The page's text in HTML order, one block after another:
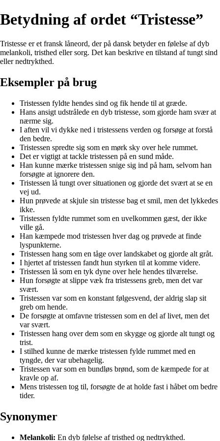
Betydning af ordet “Tristesse”
Tristesse er et fransk låneord, der på dansk betyder en følelse af dyb
melankoli, tristhed eller sorg. Det kan beskrive en tilstand af tungt sind
eller nedtrykthed.
Eksempler på brug
Tristessen fyldte hendes sind og fik hende til at græde.
Hans ansigt udstrålede en dyb tristesse, som gjorde ham svær at
nærme sig.
I aften vil vi dykke ned i tristessens verden og forsøge at forstå
den bedre.
Tristessen spredte sig som en mørk sky over hele rummet.
Det er vigtigt at tackle tristessen på en sund måde.
Han kunne mærke tristessen snige sig ind på ham, selvom han
forsøgte at ignorere den.
Tristessen lå tungt over situationen og gjorde det svært at se en
vej ud.
Hun prøvede at skjule sin tristesse bag et smil, men det lykkedes
ikke.
Tristessen fyldte rummet som en uvelkommen gæst, der ikke
ville gå.
Han kæmpede mod tristessen hver dag og prøvede at finde
lyspunkterne.
Tristessen hang som en tåge over landskabet og gjorde alt gråt.
I hjertet af tristessen fandt hun styrken til at komme videre.
Tristessen lå som en tyk dyne over hele hendes tilværelse.
Hun forsøgte at slippe væk fra tristessens greb, men det var
svært.
Tristessen var som en konstant følgesvend, der aldrig slap sit
greb om hende.
De forsøgte at omfavne tristessen som en del af livet, men det
var svært.
Tristessen hang over dem som en skygge og gjorde alt tungt og
trist.
I stilhed kunne de mærke tristessen fylde rummet med en
tyngde, der var ubehagelig.
Tristessen var som en bundløs brønd, som de kæmpede for at
kravle op af.
Mens tristessen tog til, forsøgte de at holde fast i håbet om bedre
tider.
Synonymer
Melankoli: En dyb følelse af tristhed og nedtrykthed.